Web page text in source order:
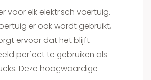
voor elk elektrisch voertuig.
er ook wordt gebruikt,
ervoor dat het blijft
perfect te gebruiken als
Deze hoogwaardige